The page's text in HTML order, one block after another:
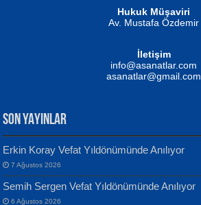
MUSTAFA KELOĞLU
Yarına İz Bırakmak...
Yılmaz Ekinci
Geceye Söylenen...
Hukuk Müşaviri
Av. Mustafa Özdemir
İletişim
info@asanatlar.com
asanatlar@gmail.com
SON YAYINLAR
Erkin Koray Vefat Yıldönümünde Anılıyor
7 Ağustos 2026
Semih Sergen Vefat Yıldönümünde Anılıyor
6 Ağustos 2026